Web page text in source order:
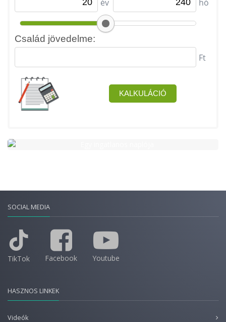
SOCIAL MEDIA
TikTok Facebook Youtube
HASZNOS LINKEK
Videók